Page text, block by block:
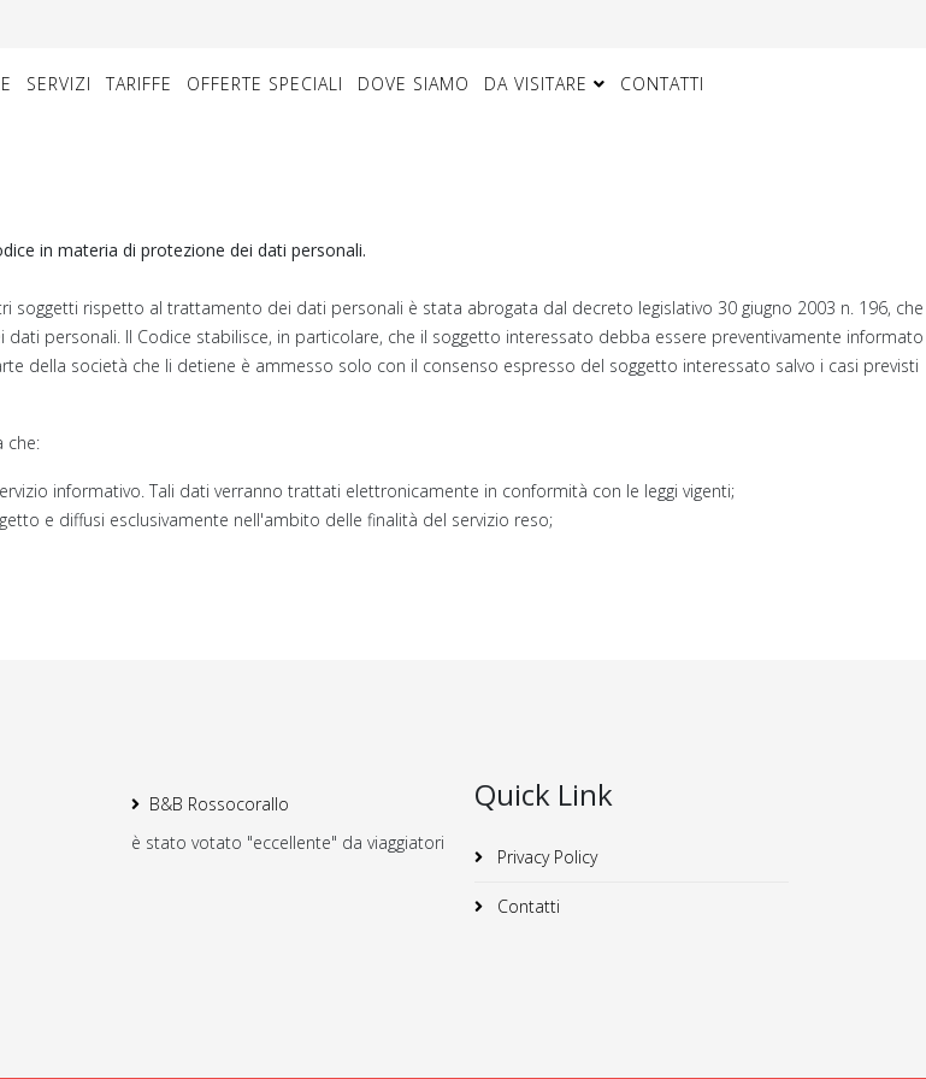
SERVIZI TARIFFE OFFERTE SPECIALI DOVE SIAMO DA VISITARE CONTATTI
in materia di protezione dei dati personali.
rispetto al trattamento dei dati personali è stata abrogata dal decreto legislativo 30 giugno 2003 n. 196, che
personali. Il Codice stabilisce, in particolare, che il soggetto interessato debba essere preventivamente informato
della società che li detiene è ammesso solo con il consenso espresso del soggetto interessato salvo i casi previsti
che:
informativo. Tali dati verranno trattati elettronicamente in conformità con le leggi vigenti;
e diffusi esclusivamente nell'ambito delle finalità del servizio reso;
B&B Rossocorallo
è stato votato "eccellente" da viaggiatori
Quick Link
Privacy Policy
Contatti